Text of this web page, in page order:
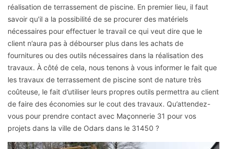
réalisation de terrassement de piscine. En premier lieu, il faut
savoir qu'il a la possibilité de se procurer des matériels
nécessaires pour effectuer le travail ce qui veut dire que le
client n’aura pas à débourser plus dans les achats de
fournitures ou des outils nécessaires dans la réalisation des
travaux. À côté de cela, nous tenons à vous informer le fait que
les travaux de terrassement de piscine sont de nature très
coûteuse, le fait d’utiliser leurs propres outils permettra au client
de faire des économies sur le cout des travaux. Qu’attendez-
vous pour prendre contact avec Maçonnerie 31 pour vos
projets dans la ville de Odars dans le 31450 ?